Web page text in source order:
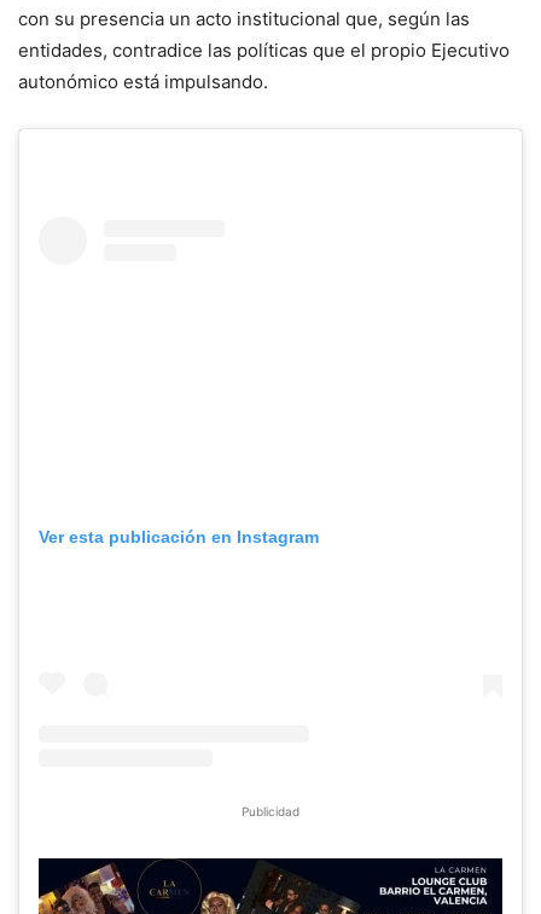
con su presencia un acto institucional que, según las
entidades, contradice las políticas que el propio Ejecutivo
autonómico está impulsando.
Ver esta publicación en Instagram
Publicidad